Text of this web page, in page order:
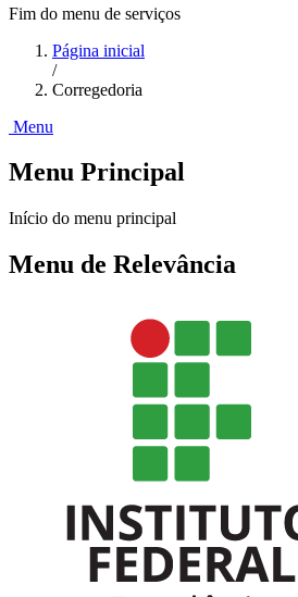
Fim do menu de serviços
Página inicial
/
Corregedoria
Menu
Menu Principal
Início do menu principal
Menu de Relevância